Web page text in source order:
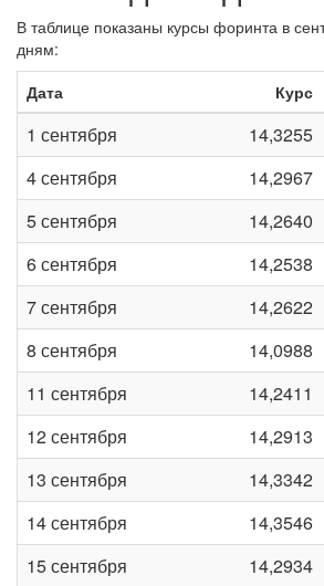
В таблице показаны курсы форинта в
дням:
Дата
Курс
1 сентября 14,3255
4 сентября
14,2967
5 сентября
14,2640
6 сентября
14,2538
7 сентября
14,2622
8 сентября
14,0988
11 сентября
14,2411
12 сентября
14,2913
13 сентября
14,3342
14 сентября
14,3546
15 сентября
14,2934